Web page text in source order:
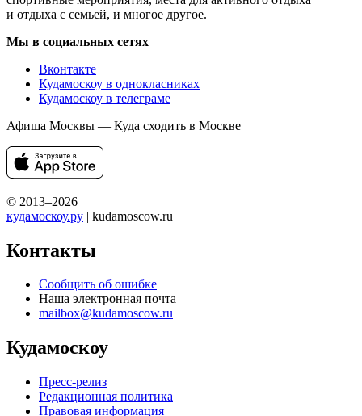
и отдыха с семьей, и многое другое.
Мы в социальных сетях
Вконтакте
Кудамоскоу в однокласниках
Кудамоскоу в телеграме
Афиша Москвы — Куда сходить в Москве
© 2013–2026
кудамоскоу.ру | kudamoscow.ru
Контакты
Сообщить об ошибке
Наша электронная почта
mailbox@kudamoscow.ru
Кудамоскоу
Пресс-релиз
Редакционная политика
Правовая информация